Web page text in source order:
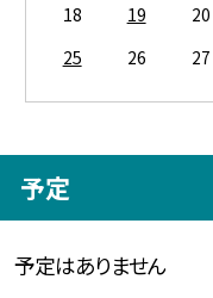
18
19 20
25
26 27
予定
予定はありません